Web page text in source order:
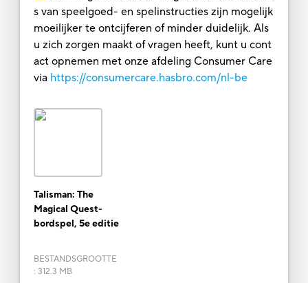
s van speelgoed- en spelinstructies zijn mogelijk
moeilijker te ontcijferen of minder duidelijk. Als
u zich zorgen maakt of vragen heeft, kunt u cont
act opnemen met onze afdeling Consumer Care
via https://consumercare.hasbro.com/nl-be
Talisman: The
Magical Quest-
bordspel, 5e editie
BESTANDSGROOTTE
: 312.3 MB